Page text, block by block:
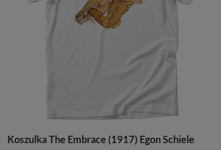
Koszulka The Embrace (1917) Egon Schiele